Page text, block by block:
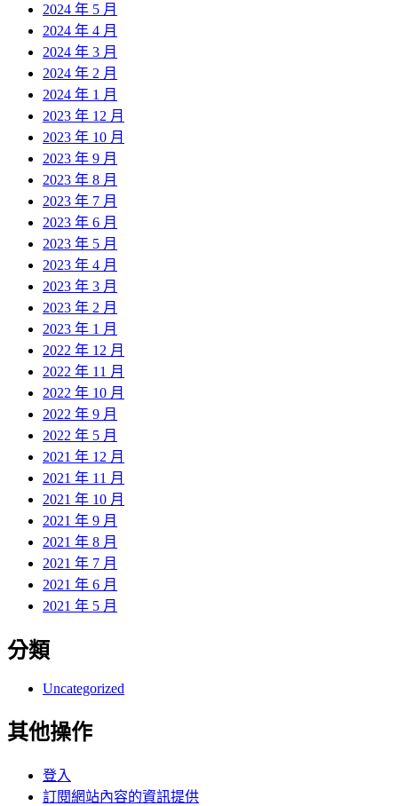
2024 年 5 月
2024 年 4 月
2024 年 3 月
2024 年 2 月
2024 年 1 月
2023 年 12 月
2023 年 10 月
2023 年 9 月
2023 年 8 月
2023 年 7 月
2023 年 6 月
2023 年 5 月
2023 年 4 月
2023 年 3 月
2023 年 2 月
2023 年 1 月
2022 年 12 月
2022 年 11 月
2022 年 10 月
2022 年 9 月
2022 年 5 月
2021 年 12 月
2021 年 11 月
2021 年 10 月
2021 年 9 月
2021 年 8 月
2021 年 7 月
2021 年 6 月
2021 年 5 月
分類
Uncategorized
其他操作
登入
訂閱網站內容的資訊提供